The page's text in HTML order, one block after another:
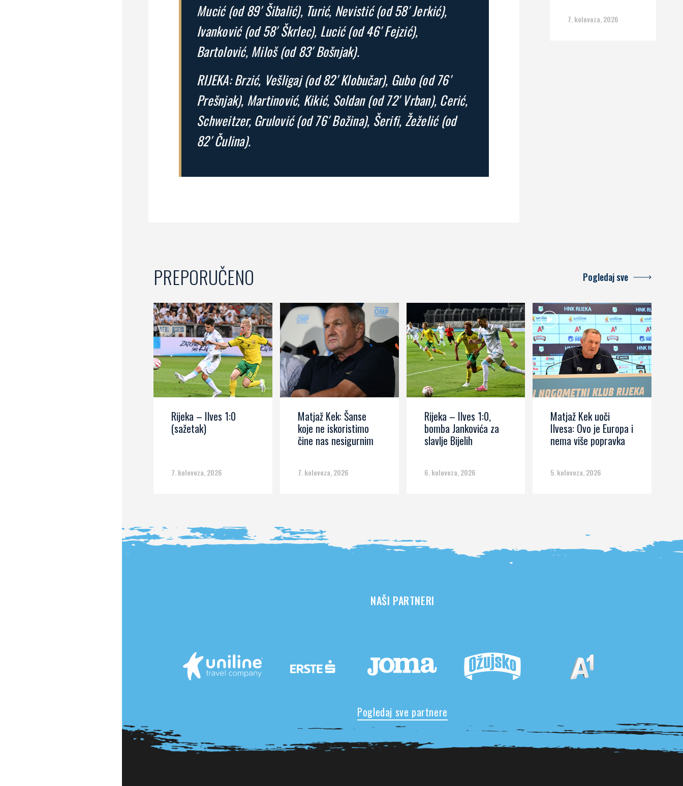
Mucić (od 89′ Šibalić), Turić, Nevistić (od 58′ Jerkić),
Ivanković (od 58′ Škrlec), Lucić (od 46′ Fejzić),
Bartolović, Miloš (od 83′ Bošnjak).
RIJEKA: Brzić, Vešligaj (od 82′ Klobučar), Gubo (od 76′
Prešnjak), Martinović, Kikić, Soldan (od 72′ Vrban), Cerić,
Schweitzer, Grulović (od 76′ Božina), Šerifi, Žeželić (od
82′ Čulina).
7. kolovoza, 2026
PREPORUČENO Pogledaj sve
Rijeka – Ilves 1:0
(sažetak)
7. kolovoza, 2026
Matjaž Kek: Šanse
koje ne iskoristimo
čine nas nesigurnim
7. kolovoza, 2026
Rijeka – Ilves 1:0,
bomba Jankovića za
slavlje Bijelih
6. kolovoza, 2026
Matjaž Kek uoči
Ilvesa: Ovo je Europa i
nema više popravka
5. kolovoza, 2026
NAŠI PARTNERI
Pogledaj sve partnere